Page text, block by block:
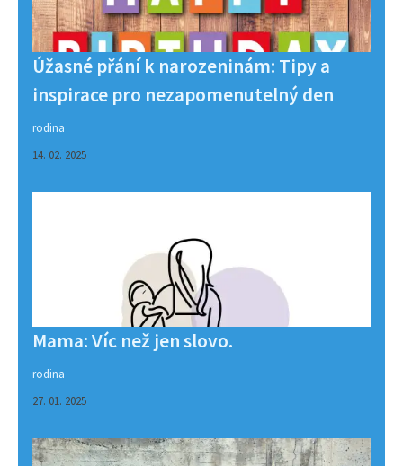
Úžasné přání k narozeninám: Tipy a
inspirace pro nezapomenutelný den
rodina
14. 02. 2025
Mama: Víc než jen slovo.
rodina
27. 01. 2025